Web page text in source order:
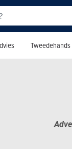
Tweedehands